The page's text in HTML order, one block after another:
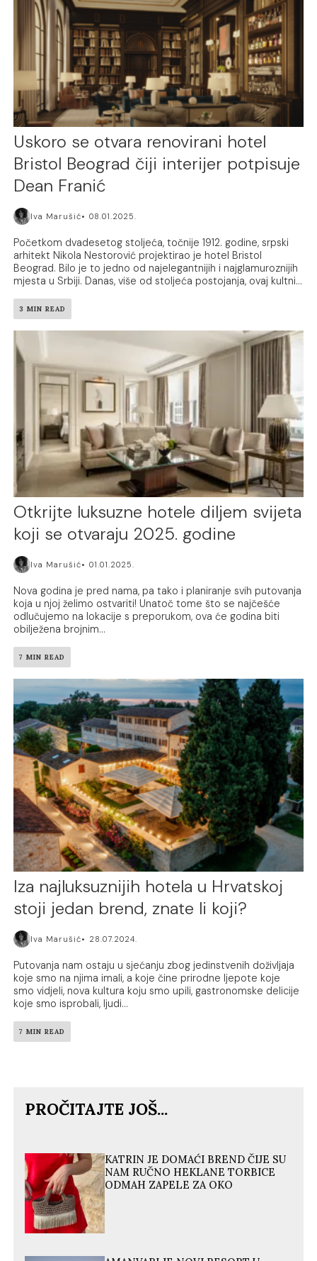
Uskoro se otvara renovirani hotel
Bristol Beograd čiji interijer potpisuje
Dean Franić
Iva Marušić 08.01.2025.
Početkom dvadesetog stoljeća, točnije 1912. godine, srpski
arhitekt Nikola Nestorović projektirao je hotel Bristol
Beograd. Bilo je to jedno od najelegantnijih i najglamuroznijih
mjesta u Srbiji. Danas, više od stoljeća postojanja, ovaj kultni...
3 MIN READ
Otkrijte luksuzne hotele diljem svijeta
koji se otvaraju 2025. godine
Iva Marušić 01.01.2025.
Nova godina je pred nama, pa tako i planiranje svih putovanja
koja u njoj želimo ostvariti! Unatoč tome što se najčešće
odlučujemo na lokacije s preporukom, ova će godina biti
obilježena brojnim...
7 MIN READ
Iza najluksuznijih hotela u Hrvatskoj
stoji jedan brend, znate li koji?
Iva Marušić 28.07.2024.
Putovanja nam ostaju u sjećanju zbog jedinstvenih doživljaja
koje smo na njima imali, a koje čine prirodne ljepote koje
smo vidjeli, nova kultura koju smo upili, gastronomske delicije
koje smo isprobali, ljudi...
7 MIN READ
PROČITAJTE JOŠ...
KATRIN JE DOMAĆI BREND ČIJE SU
NAM RUČNO HEKLANE TORBICE
ODMAH ZAPELE ZA OKO